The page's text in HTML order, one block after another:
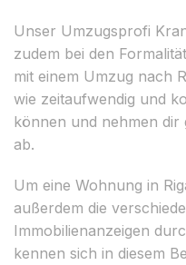
Unser Umzugsprofi
zudem bei den
mit einem Umzug nach
wie zeitaufwendig und
können und nehmen
ab.
Um eine Wohnung in
außerdem die
Immobilienanzeigen
kennen sich in diesem